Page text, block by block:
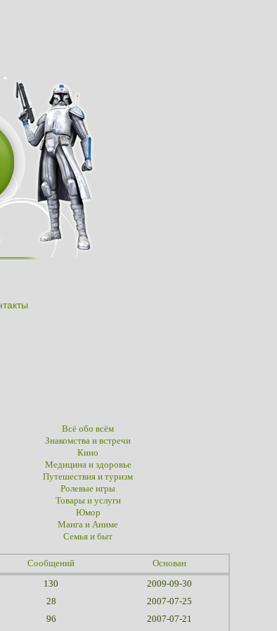
Всё обо всём
Знакомства и встречи
Кино
Медицина и здоровье
Путешествия и туризм
Ролевые игры
Товары и услуги
Юмор
Манга и Аниме
Семья и быт
Сообщений Основан
130
2009-09-30
28
2007-07-25
96 2007-07-21